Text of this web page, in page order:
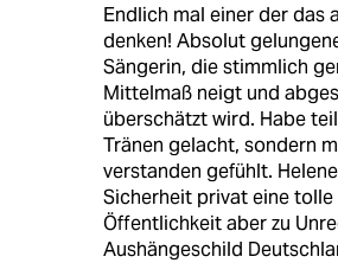
Endlich mal einer der das
denken! Absolut
Sängerin, die stimmlich
Mittelmaß neigt und
überschätzt wird. Habe
Tränen gelacht, sondern
verstanden gefühlt.
Sicherheit privat eine tolle
Öffentlichkeit aber zu
Aushängeschild